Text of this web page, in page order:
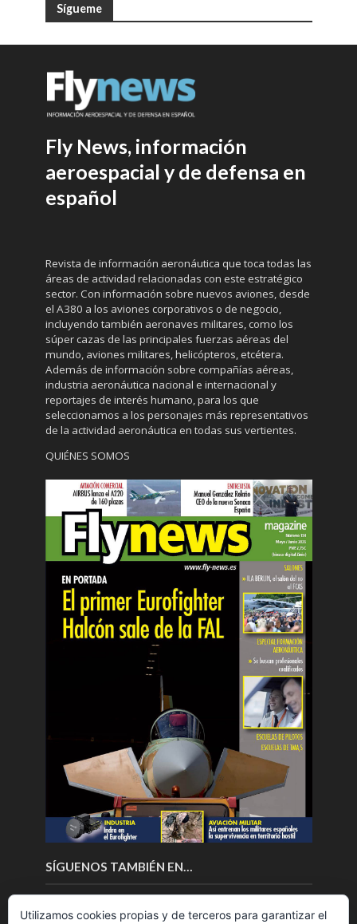
Sígueme
Fly News, información
aeroespacial y de defensa en
español
Revista de información aeronáutica que toca todas las
áreas de actividad relacionadas con este estratégico
sector. Con información sobre nuevos aviones, desde
el A380 a los aviones corporativos o de negocio,
incluyendo también aeronaves militares, como los
súper cazas de las principales fuerzas aéreas del
mundo, aviones militares, helicópteros, etcétera.
Además de información sobre compañías aéreas,
industria aeronáutica nacional e internacional y
reportajes de interés humano, para los que
seleccionamos a los personajes más representativos
de la actividad aeronáutica en todas sus vertientes.
QUIÉNES SOMOS
SÍGUENOS TAMBIÉN EN…
Utilizamos cookies propias y de terceros para garantizar el